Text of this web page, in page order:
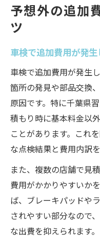
予想外の追加
ツ
車検で追加費用が発
車検で追加費用が発生
箇所の発見や部品交換
原因です。特に千葉県
積もり時に基本料金以
ことがあります。これ
な点検結果と費用内訳
また、複数の店舗で見
費用がかかりやすいか
ば、ブレーキパッドや
されやすい部分なので
な出費を抑えられます